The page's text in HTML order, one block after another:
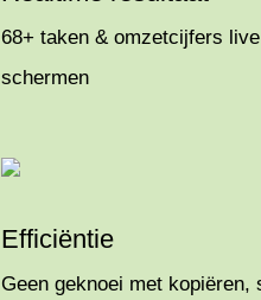
68+ taken & omzetcijfers
schermen
Efficiëntie
Geen geknoei met kopiëren,